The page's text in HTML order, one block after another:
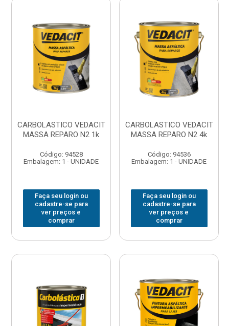
CARBOLASTICO VEDACIT
MASSA REPARO N2 1k
Código: 94528
Embalagem: 1 - UNIDADE
Faça seu login ou
cadastre-se para
ver preços e
comprar
CARBOLASTICO VEDACIT
MASSA REPARO N2 4k
Código: 94536
Embalagem: 1 - UNIDADE
Faça seu login ou
cadastre-se para
ver preços e
comprar